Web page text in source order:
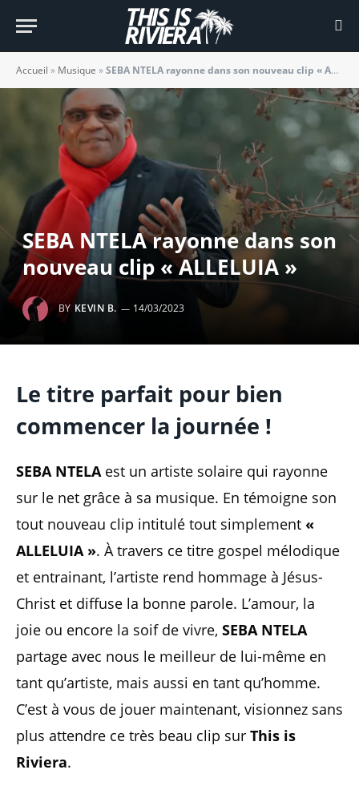
Accueil » Musique »SEBA NTELA rayonne dans son nouveau clip « ALLELUIA »
SEBA NTELA rayonne dans son
nouveau clip « ALLELUIA »
BY KEVIN B. 14/03/2023
Le titre parfait pour bien
commencer la journée !
SEBA NTELAest un artiste solaire qui rayonne
sur le net grâce à sa musique. En témoigne son
tout nouveau clip intitulé tout simplement «
ALLELUIA ». À travers ce titre gospel mélodique
et entrainant, l’artiste rend hommage à Jésus-
Christ et diffuse la bonne parole. L’amour, la
joie ou encore la soif de vivre, SEBA NTELA
partage avec nous le meilleur de lui-même en
tant qu’artiste, mais aussi en tant qu’homme.
C’est à vous de jouer maintenant, visionnez sans
plus attendre ce très beau clip sur This is
Riviera.